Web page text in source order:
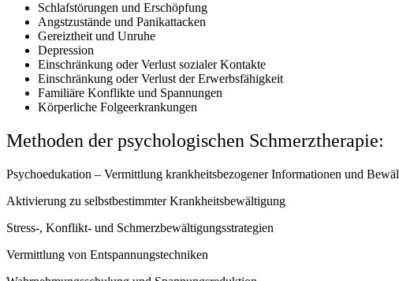
Schlafstörungen und Erschöpfung
Angstzustände und Panikattacken
Gereiztheit und Unruhe
Depression
Einschränkung oder Verlust sozialer Kontakte
Einschränkung oder Verlust der Erwerbsfähigkeit
Familiäre Konflikte und Spannungen
Körperliche Folgeerkrankungen
Methoden der psychologischen Schmerztherapie:
Psychoedukation – Vermittlung krankheitsbezogener Informationen und
Aktivierung zu selbstbestimmter Krankheitsbewältigung
Stress-, Konflikt- und Schmerzbewältigungsstrategien
Vermittlung von Entspannungstechniken